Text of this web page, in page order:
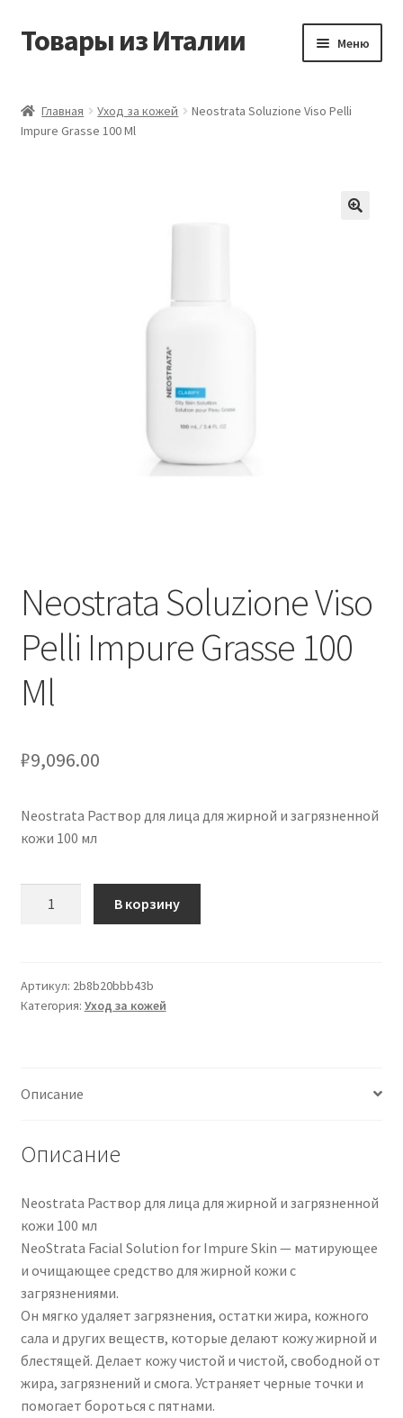
Перейти
Перейти
Товары из Италии Меню
Виды доставки
Главная Уход за кожей
Neostrata Soluzione Viso Pelli
Impure Grasse 100 Ml
Neostrata Soluzione Viso
Pelli Impure Grasse 100
Ml
₽9,096.00
Neostrata Раствор для лица для жирной и загрязненной
кожи 100 мл
Viso
Pelli
Ml
В корзину
Артикул: 2b8b20bbb43b
Категория: Уход за кожей
Описание
Описание
Neostrata Раствор для лица для жирной и загрязненной
кожи 100 мл
NeoStrata Facial Solution for Impure Skin — матирующее
и очищающее средство для жирной кожи с
загрязнениями.
Он мягко удаляет загрязнения, остатки жира, кожного
сала и других веществ, которые делают кожу жирной и
блестящей. Делает кожу чистой и чистой, свободной от
жира, загрязнений и смога. Устраняет черные точки и
помогает бороться с пятнами.